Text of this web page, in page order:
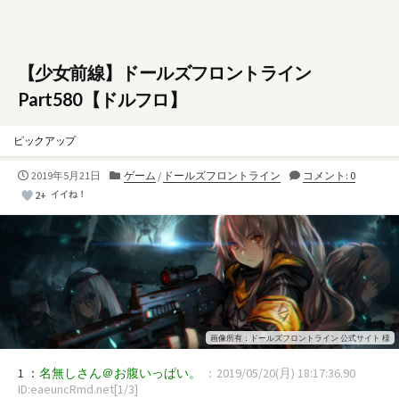
【少女前線】ドールズフロントライン
Part580【ドルフロ】
ピックアップ
公
開
2019年5月21日
カ
リ
ー
ゲーム / ドールズフロントライン
コメント: 0
2+ イイね！
画像所有：ドールズフロントライン 公式サイト 様
1 ： 名無しさん＠お腹いっぱい。
：2019/05/20(月) 18:17:36.90
ID:eaeuncRmd.net[1/3]